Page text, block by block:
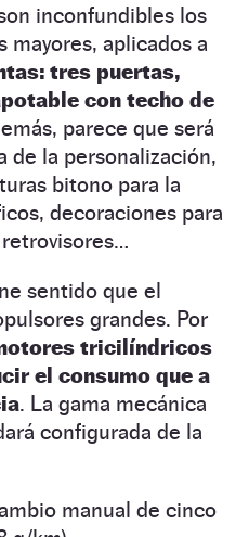
inconfundibles los
mayores, aplicados a
tres puertas,
con techo de
parece que será
de la personalización,
bitono para la
decoraciones para
sentido que el
grandes. Por
tricilíndricos
el consumo que a
. La gama mecánica
configurada de la
manual de cinco